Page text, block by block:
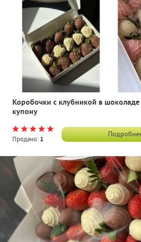
Коробочки с клубникой в
купону
Продано: 1